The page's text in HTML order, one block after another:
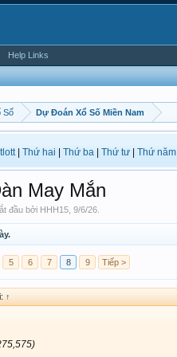
Số Dự Đoán Xổ Số Miền Nam
| Thứ hai Thứ ba Thứ tư Thứ năm
May Mắn
đầu bởi HHH15 9/6/26
5 6 7 8 9 Tiếp >
↑
Help Links